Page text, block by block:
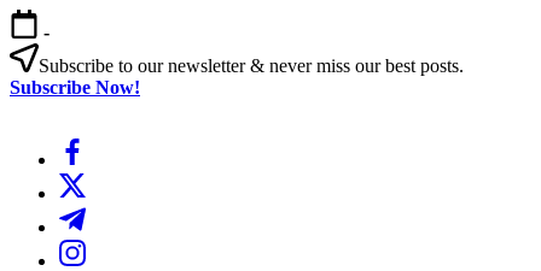
Skip
to
content
-
Subscribe to our newsletter & never miss our best posts.
Subscribe Now!
https://www.facebook.com/
https://twitter.com/
https://t.me/
https://www.instagram.com/